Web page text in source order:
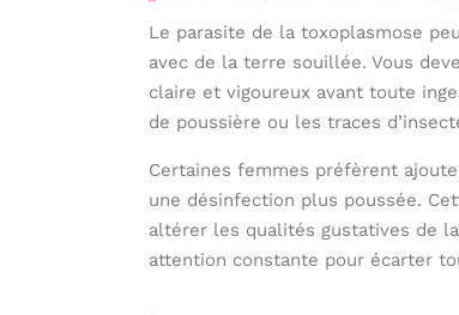
Le parasite de la toxoplasmose
avec de la terre souillée. Vous
claire et vigoureux avant toute
de poussière ou les traces
Certaines femmes préfèrent
une désinfection plus poussée.
altérer les qualités gustatives de
attention constante pour écarter